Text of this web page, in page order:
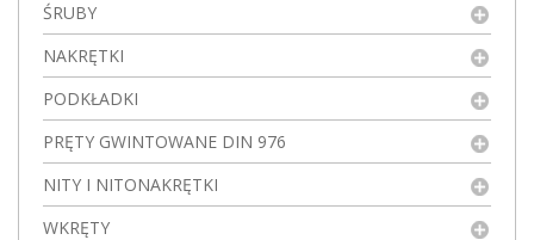
ŚRUBY
NAKRĘTKI
PODKŁADKI
PRĘTY GWINTOWANE DIN 976
NITY I NITONAKRĘTKI
WKRĘTY